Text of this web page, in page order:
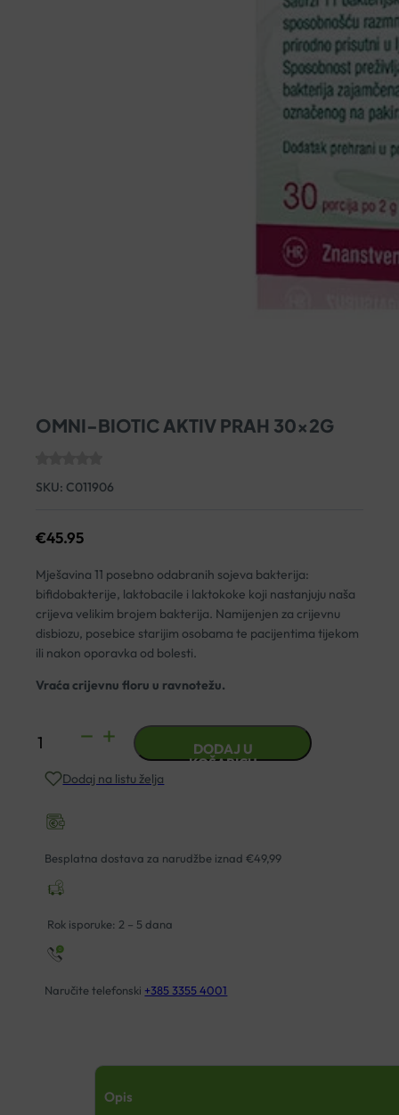
OMNI-BIOTIC AKTIV PRAH 30x2G
SKU: C011906
€45.95
Mješavina 11 posebno odabranih sojeva bakterija:
bifidobakterije, laktobacile i laktokoke koji nastanjuju naša
crijeva velikim brojem bakterija. Namijenjen za crijevnu
disbiozu, posebice starijim osobama te pacijentima tijekom
ili nakon oporavka od bolesti.
Vraća crijevnu floru u ravnotežu.
OMNI-
AKTIV
30x2G
količina
DODAJ U
KOŠARICU
Dodaj na listu želja
Besplatna dostava za narudžbe iznad €49,99
Rok isporuke: 2 – 5 dana
Naručite telefonski +385 3355 4001
Opis